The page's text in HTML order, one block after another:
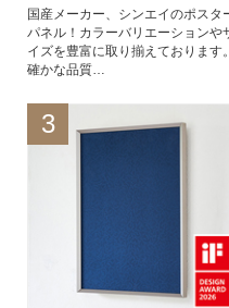
国産メーカー、シンエイのポスタ
パネル！カラーバリエーションや
イズを豊富に取り揃えております。
確かな品質…
3